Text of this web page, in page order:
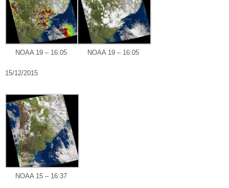
NOAA 19 – 16:05 NOAA 19 – 16:05
15/12/2015
NOAA 15 – 16:37